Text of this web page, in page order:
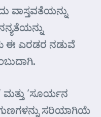
ಈ ಎರಡರ ನಡುವೆ
‘ಸೂರ್ಯನ
ಗುಣಗಳನ್ನು ಸರಿಯಾಗಿಯೆ